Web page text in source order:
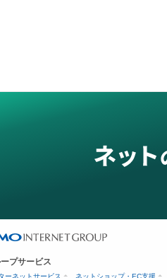
プサービス
ーネットサービス ネットショップ・EC支援